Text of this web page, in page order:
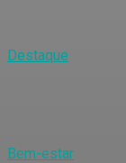
Destaque
Bem-estar